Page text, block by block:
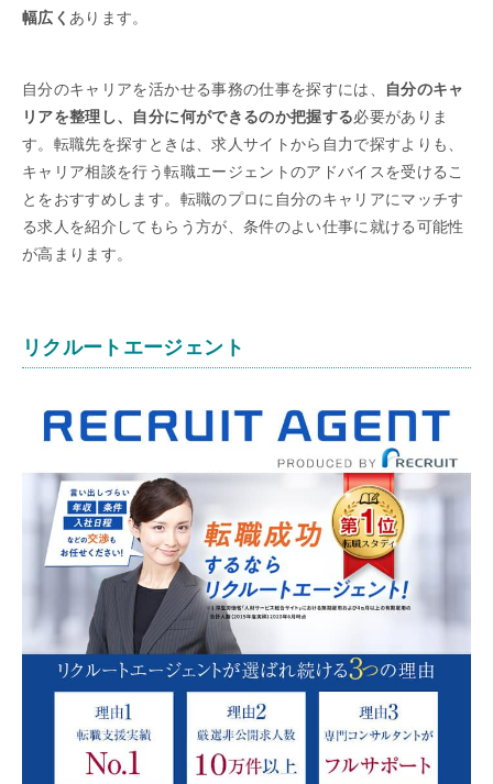
幅広く あります。
自分のキャリアを活かせる事務の仕事を探すには、
自分のキャ
リアを整理し、自分に何ができるのか把握する必要がありま
す。転職先を探すときは、求人サイトから自力で探すよりも、
キャリア相談を行う転職エージェントのアドバイスを受けるこ
とをおすすめします。転職のプロに自分のキャリアにマッチす
る求人を紹介してもらう方が、条件のよい仕事に就ける可能性
が高まります。
リクルートエージェント